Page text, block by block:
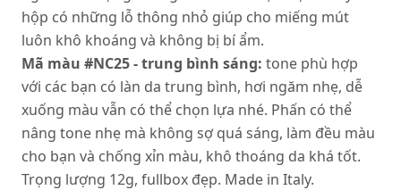
hộp có những lỗ thông nhỏ giúp cho miếng mút
luôn khô khoáng và không bị bí ẩm.
Mã màu #NC25 - trung bình sáng: tone phù hợp
với các bạn có làn da trung bình, hơi ngăm nhẹ, dễ
xuống màu vẫn có thể chọn lựa nhé. Phấn có thể
nâng tone nhẹ mà không sợ quá sáng, làm đều màu
cho bạn và chống xỉn màu, khô thoáng da khá tốt.
Trọng lượng 12g, fullbox đẹp. Made in Italy.